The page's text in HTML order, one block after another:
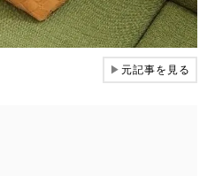
▶元記事を見る